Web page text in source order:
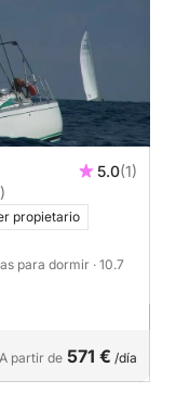
5.0(1)
propietario
para dormir · 10.7
A partir de 571 € /día